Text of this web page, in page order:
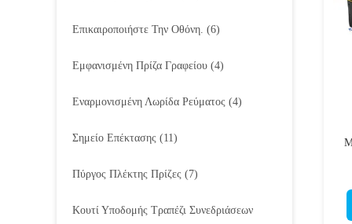
Επικαιροποιήστε Την Οθόνη. (6)
Εμφανισμένη Πρίζα Γραφείου (4)
Εναρμονισμένη Λωρίδα Ρεύματος (4)
Σημείο Επέκτασης (11)
Πύργος Πλέκτης Πρίζες (7)
Κουτί Υποδομής Τραπέζι Συνεδριάσεων